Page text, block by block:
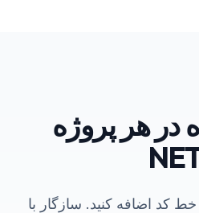
در هر پروژه
خط کد اضافه کنید. سازگار با